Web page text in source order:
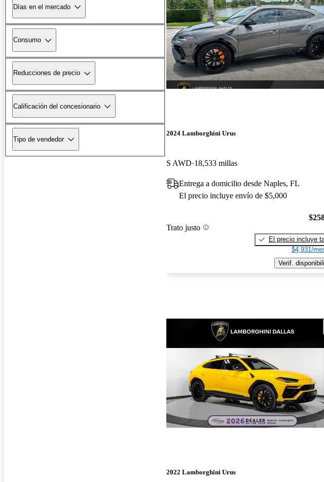
Días en el mercado
Consumo
Reducciones de precio
Calificación del concesionario
Tipo de vendedor
2024 Lamborghini Urus
S AWD 18,533 millas
Entrega a domicilio desde Naples, FL
El precio incluye envío de $5,000
Trato justo
El precio incluye
$4,931/
Verif.
2022 Lamborghini Urus